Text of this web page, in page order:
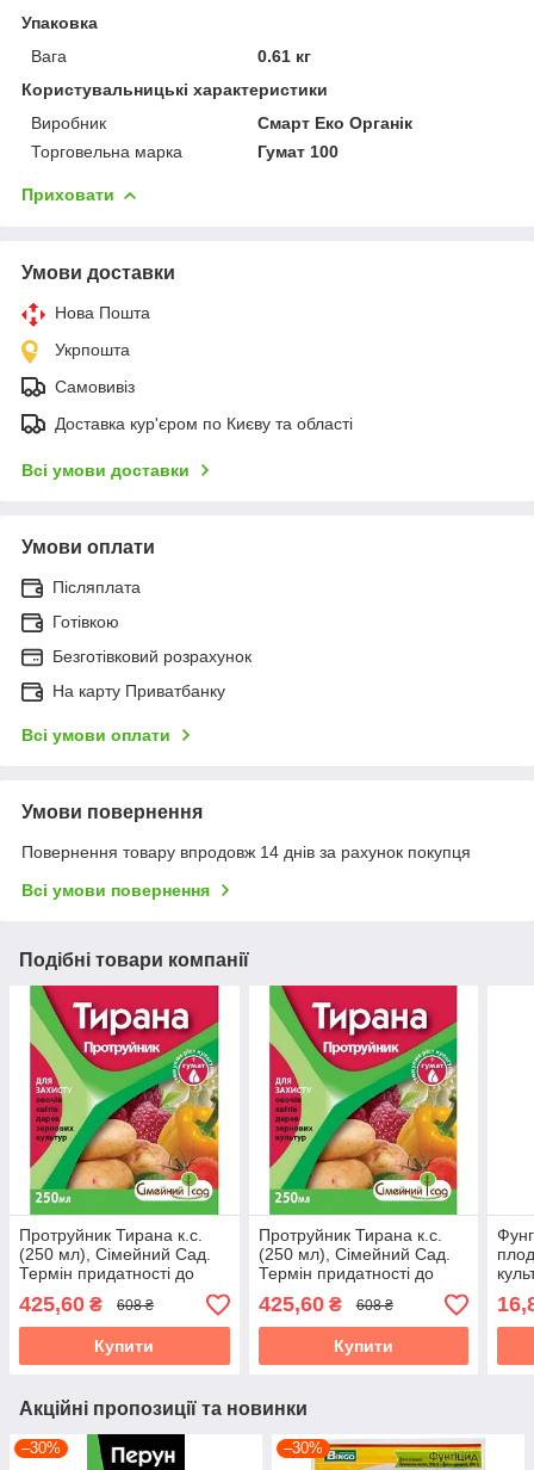
Упаковка
Вага
0.61 кг
Користувальницькі характеристики
Виробник
Смарт Еко Органік
Торговельна марка
Гумат 100
Приховати
Умови доставки
Нова Пошта
Укрпошта
Самовивіз
Доставка кур'єром по Києву та області
Всі умови доставки
Умови оплати
Післяплата
Готівкою
Безготівковий розрахунок
На карту Приватбанку
Всі умови оплати
Умови повернення
Повернення товару впродовж 14 днів за рахунок покупця
Всі умови повернення
Подібні товари компанії
Протруйник Тирана к.с.
(250 мл), Сімейний Сад.
Термін придатності до
30.09.2026
425,60 ₴ 608 ₴
Купити
Протруйник Тирана к.с.
(250 мл), Сімейний Сад.
Термін придатності до
30.09.2026
425,60₴ 608 ₴
Купити
Акційні пропозиції та новинки
–30% –30%